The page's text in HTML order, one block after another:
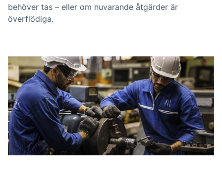
behöver tas – eller om nuvarande åtgärder är
överflödiga.